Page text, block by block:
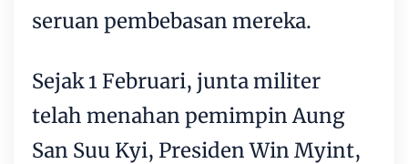
seruan pembebasan mereka.
Sejak 1 Februari, junta militer
telah menahan pemimpin Aung
San Suu Kyi, Presiden Win Myint,